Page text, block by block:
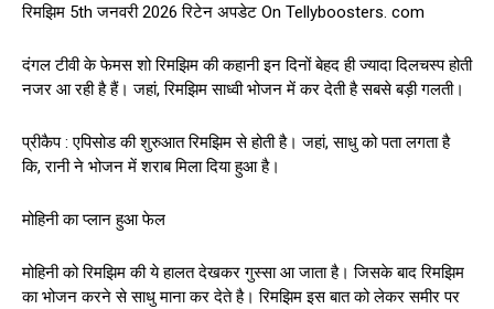
रिमझिम 5th जनवरी 2026 रिटेन अपडेट On Tellyboosters. com
दंगल टीवी के फेमस शो रिमझिम की कहानी इन दिनों बेहद ही ज्यादा दिलचस्प होती
नजर आ रही है हैं। जहां, रिमझिम साध्वी भोजन में कर देती है सबसे बड़ी गलती।
प्रीकैप : एपिसोड की शुरुआत रिमझिम से होती है। जहां, साधु को पता लगता है
कि, रानी ने भोजन में शराब मिला दिया हुआ है।
मोहिनी का प्लान हुआ फेल
मोहिनी को रिमझिम की ये हालत देखकर गुस्सा आ जाता है। जिसके बाद रिमझिम
का भोजन करने से साधु माना कर देते है। रिमझिम इस बात को लेकर समीर पर